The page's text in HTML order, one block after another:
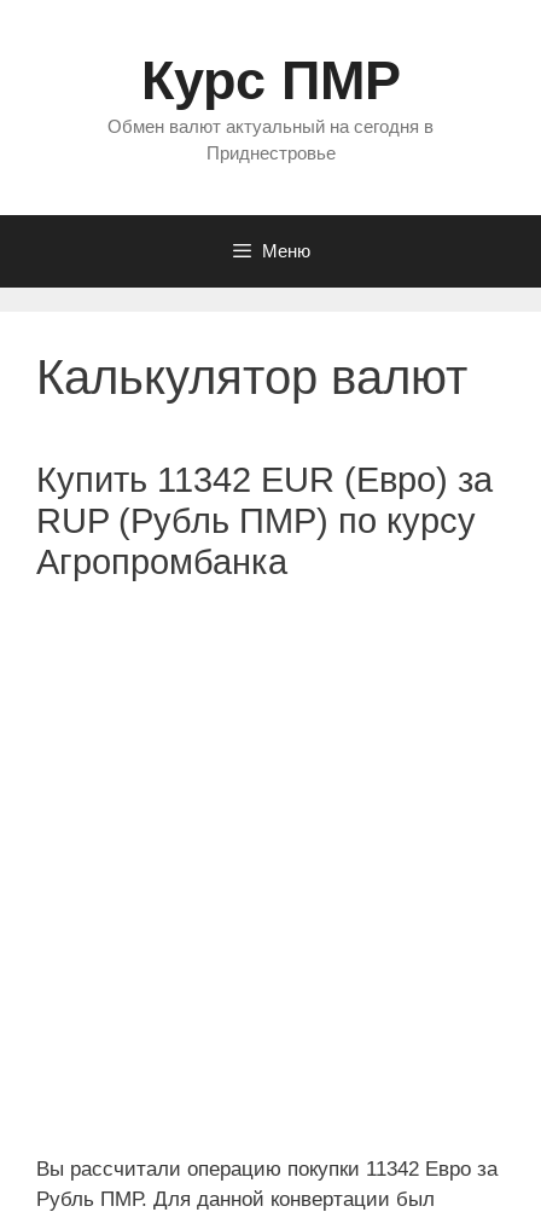
Курс ПМР
Обмен валют актуальный на сегодня в
Приднестровье
Меню
Калькулятор валют
Купить 11342 EUR (Евро) за
RUP (Рубль ПМР) по курсу
Агропромбанка
Вы рассчитали операцию покупки 11342 Евро за
Рубль ПМР. Для данной конвертации был